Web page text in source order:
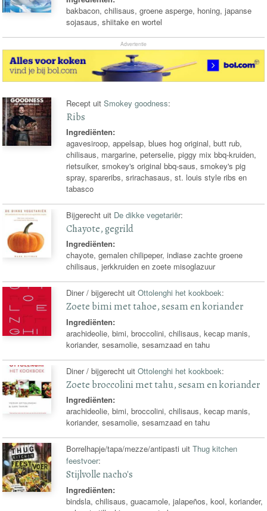
bakbacon, chilisaus, groene asperge, honing, japanse
sojasaus, shiitake en wortel
Advertentie
Recept uitSmokey goodness:
Ribs
Ingrediënten:
agavesiroop, appelsap, blues hog original, butt rub,
chilisaus, margarine, peterselie, piggy mix bbq-kruiden,
rietsuiker, smokey's original bbq-saus, smokey's pig
spray, spareribs, srirachasaus, st. louis style ribs en
tabasco
Bijgerecht uit De dikke vegetariër:
Chayote, gegrild
Ingrediënten:
chayote, gemalen chilipeper, indiase zachte groene
chilisaus, jerkkruiden en zoete misoglazuur
Diner / bijgerecht uitOttolenghi het kookboek:
Zoete bimi met tahoe, sesam en koriander
Ingrediënten:
arachideolie, bimi, broccolini, chilisaus, kecap manis,
koriander, sesamolie, sesamzaad en tahu
Diner / bijgerecht uitOttolenghi het kookboek:
Zoete broccolini met tahu, sesam en koriander
Ingrediënten:
arachideolie, bimi, broccolini, chilisaus, kecap manis,
koriander, sesamolie, sesamzaad en tahu
Borrelhapje/tapa/mezze/antipasti uitThug kitchen
feestvoer:
Stijlvolle nacho's
Ingrediënten:
bindsla, chilisaus, guacamole, jalapeños, kool, koriander,